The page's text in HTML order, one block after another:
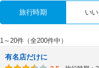
旅行時期 い
1～20件（全200件中）
有名店だけに